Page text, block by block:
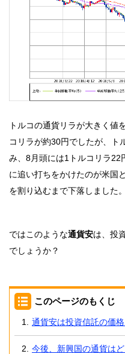
トルコの通貨リラが大きく値
コリラが約30円でしたが、ト
み、8月頭には1トルコリラ22
に追い打ちをかけたのが米国
を割り込むまで下落しました。
ではこのような通貨安は、投
でしょうか？
このページのもくじ
通貨安は投資信託の価
今後、新興国の通貨は